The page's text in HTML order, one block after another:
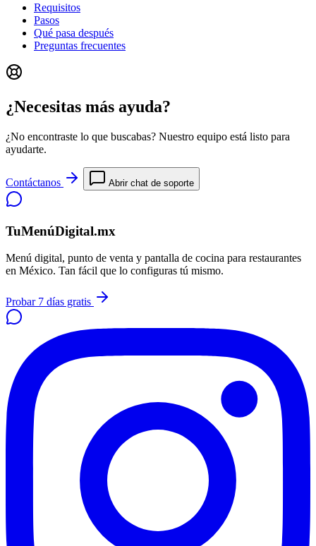
Requisitos
Pasos
Qué pasa después
Preguntas frecuentes
¿Necesitas más ayuda?
¿No encontraste lo que buscabas? Nuestro equipo está listo para
ayudarte.
Contáctanos Abrir chat de soporte
TuMenúDigital.mx
Menú digital, punto de venta y pantalla de cocina para restaurantes
en México. Tan fácil que lo configuras tú mismo.
Probar 7 días gratis